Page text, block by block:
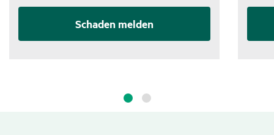
Schaden melden